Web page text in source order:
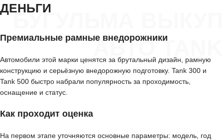
БУГУЛЬМА ВЫКУП
АВТО TANK
ДЕНЬГИ
Премиальные рамные внедорожники
Автомобили этой марки ценятся за брутальный дизайн, рамную
конструкцию и серьёзную внедорожную подготовку. Tank 300 и
Tank 500 быстро набрали популярность за проходимость,
оснащение и статус.
Как проходит оценка
На первом этапе уточняются основные параметры: модель, год